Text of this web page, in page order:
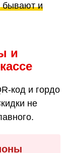
бывают и
и
код и гордо
не